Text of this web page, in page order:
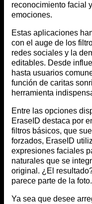
reconocimiento facial
emociones.
Estas aplicaciones
con el auge de los
redes sociales y la
editables. Desde
hasta usuarios
función de caritas
herramienta
Entre las opciones
EraseID destaca por
filtros básicos, que
forzados, EraseID
expresiones faciales
naturales que se
original. ¿El
parece parte de la foto.
Ya sea que desee